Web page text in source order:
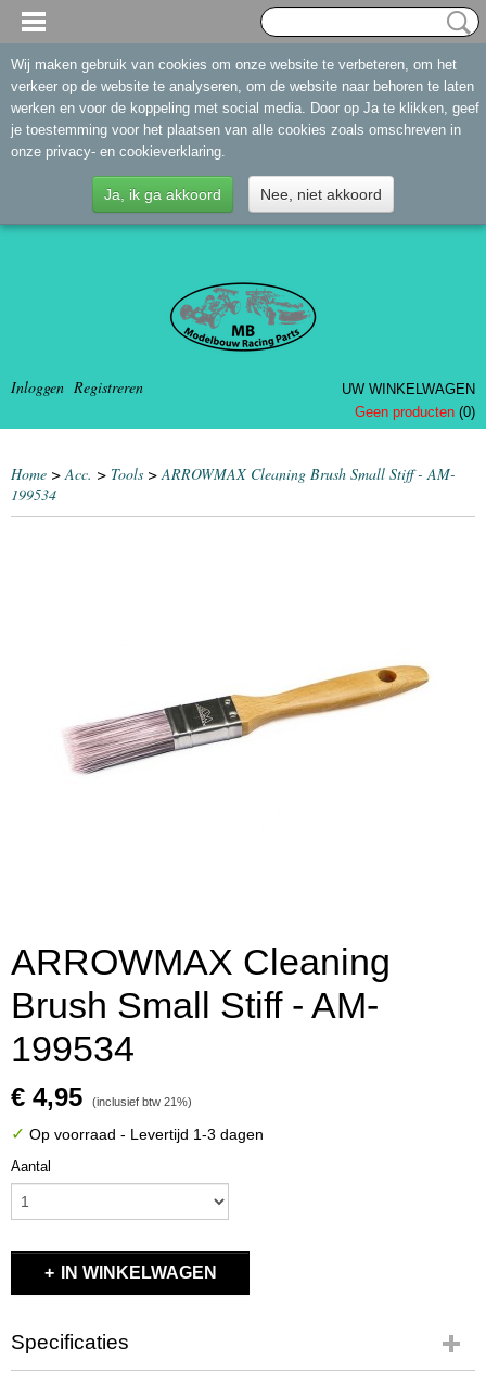
Inloggen Registreren
UW WINKELWAGEN
Geen producten (0)
Home >Acc. > Tools >ARROWMAX Cleaning Brush Small Stiff - AM-
199534
ARROWMAX Cleaning
Brush Small Stiff - AM-
199534
€ 4,95 (inclusief btw 21%)
✓ Op voorraad - Levertijd 1-3 dagen
Aantal
IN WINKELWAGEN
Specificaties
Wij maken gebruik van cookies om onze website te verbeteren, om het
verkeer op de website te analyseren, om de website naar behoren te laten
werken en voor de koppeling met social media. Door op Ja te klikken, geef
je toestemming voor het plaatsen van alle cookies zoals omschreven in
onze privacy- en cookieverklaring.
Ja, ik ga akkoord Nee, niet akkoord